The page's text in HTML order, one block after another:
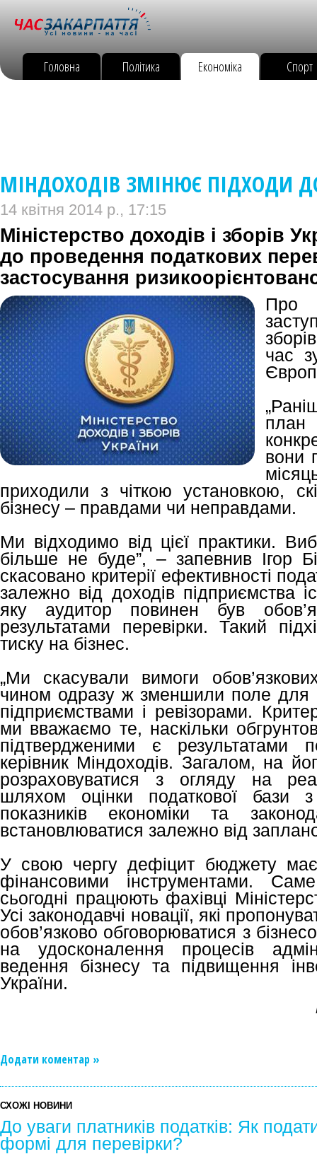
Головна Політика Економіка Спорт
МІНДОХОДІВ ЗМІНЮЄ ПІДХОДИ
14 квітня 2014 р., 17:15
Міністерство доходів і зборів
до проведення податкових
застосування
Про
час
вони
приходили з чіткою установкою,
бізнесу – правдами чи неправдами.
Ми відходимо від цієї практики.
більше не буде”, – запевнив Ігор
скасовано критерії ефективності
залежно від доходів підприємства
яку аудитор повинен був
результатами перевірки. Такий
тиску на бізнес.
„Ми скасували вимоги
чином одразу ж зменшили поле для
підприємствами і ревізорами.
ми вважаємо те, наскільки
підтвердженими є результатами
керівник Міндоходів. Загалом, на
розраховуватися з огляду на
шляхом оцінки податкової бази
показників економіки та
встановлюватися залежно від
У свою чергу дефіцит бюджету
фінансовими інструментами.
сьогодні працюють фахівці
Усі законодавчі новації, які
обов’язково обговорюватися з
на удосконалення процесів
ведення бізнесу та підвищення
України.
Додати коментар »
СХОЖІ НОВИНИ
До уваги платників податків: Як
формі для перевірки?